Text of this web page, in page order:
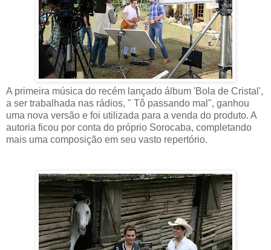
A primeira música do recém lançado álbum 'Bola de Cristal',
a ser trabalhada nas rádios, " Tô passando mal", ganhou
uma nova versão e foi utilizada para a venda do produto. A
autoria ficou por conta do próprio Sorocaba, completando
mais uma composição em seu vasto repertório.